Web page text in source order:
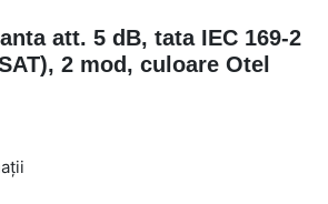
att. 5 dB, tata IEC 169-2
2 mod, culoare Otel